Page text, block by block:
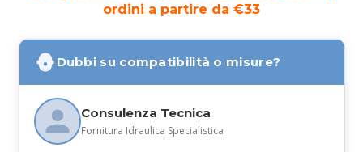
ordini a partire da €33
Dubbi su compatibilità o misure?
Consulenza Tecnica
Fornitura Idraulica Specialistica